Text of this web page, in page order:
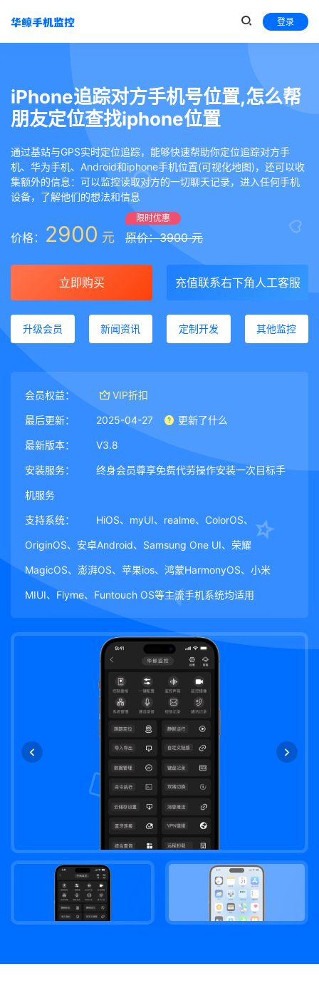
登录
iPhone追踪对方手机号位置,怎么帮
朋友定位查找iphone位置
通过基站与GPS实时定位追踪，能够快速帮助你定位追踪对方手
机、华为手机、Android和iphone手机位置(可视化地图)，还可以收
集额外的信息：可以监控读取对方的一切聊天记录，进入任何手机
设备，了解他们的想法和信息
价格： 2900 元
限时优惠
原价：3900 元
立即购买 充值联系右下角人工客服
升级会员 新闻资讯 定制开发 其他监控
会员权益： VIP折扣
最后更新： 2025-04-27 更新了什么
最新版本： V3.8
安装服务： 终身会员尊享免费代劳操作安装一次目标手
机服务
支持系统： HiOS、myUI、realme、ColorOS、
OriginOS、安卓Android、Samsung One UI、荣耀
MagicOS、澎湃OS、苹果ios、鸿蒙HarmonyOS、小米
MIUI、Flyme、Funtouch OS等主流手机系统均适用